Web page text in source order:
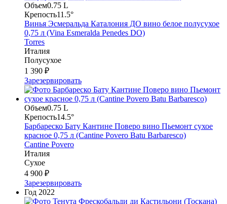
Объем0.75 L
Крепость11.5°
Винья Эсмеральда Каталония ДО вино белое полусухое
0,75 л (Vina Esmeralda Penedes DO)
Torres
Италия
Полусухое
1 390 ₽
Зарезервировать
Объем0.75 L
Крепость14.5°
Барбареско Бату Кантине Поверо вино Пьемонт сухое
красное 0,75 л (Cantine Povero Batu Barbaresco)
Cantine Povero
Италия
Сухое
4 900 ₽
Зарезервировать
Год 2022